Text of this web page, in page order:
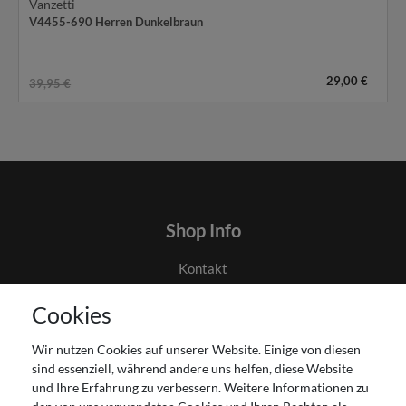
Vanzetti
V4455-690 Herren Dunkelbraun
39,95 € 29,00 €
Shop Info
Kontakt
Impressum
Widerrufsrecht
Cookies
Wir nutzen Cookies auf unserer Website. Einige von diesen
sind essenziell, während andere uns helfen, diese Website
und Ihre Erfahrung zu verbessern. Weitere Informationen zu